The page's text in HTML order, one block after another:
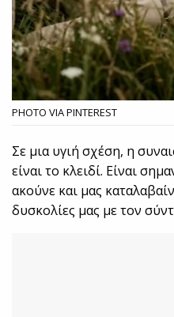
PHOTO VIA PINTEREST
Σε μια υγιή σχέση, η
είναι το κλειδί. Είναι
ακούνε και μας
δυσκολίες μας με τον